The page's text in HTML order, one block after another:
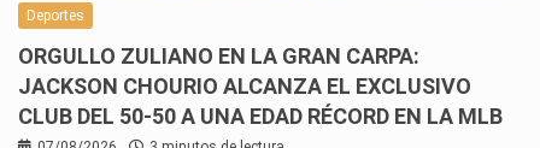
Deportes
ORGULLO ZULIANO EN LA GRAN CARPA:
JACKSON CHOURIO ALCANZA EL EXCLUSIVO
CLUB DEL 50-50 A UNA EDAD RÉCORD EN LA MLB